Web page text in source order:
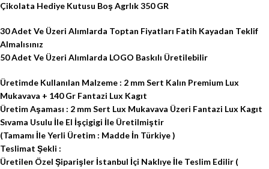
Çikolata Hediye Kutusu Boş Agrlık 350 GR
30 Adet Ve Üzeri Alımlarda Toptan Fiyatları Fatih Kayadan Teklif
Almalısınız
50 Adet Ve Üzeri Alımlarda LOGO Baskılı Üretilebilir
Üretimde Kullanılan Malzeme : 2 mm Sert Kalın Premium Lux
Mukavava + 140 Gr Fantazi Lux Kagıt
Üretim Aşaması : 2 mm Sert Lux Mukavava Üzeri Fantazi Lux Kagıt
Sıvama Usulu İle El İşçigigi İle Üretilmiştir
(Tamamı İle Yerli Üretim : Madde İn Türkiye )
Teslimat Şekli :
Üretilen Özel Şiparişler İstanbul İçi Naklıye İle Teslim Edilir (